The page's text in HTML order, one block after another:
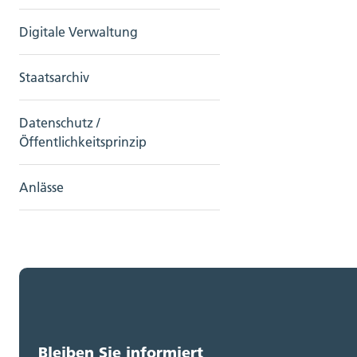
Digitale Verwaltung
Staatsarchiv
Datenschutz /
Öffentlichkeitsprinzip
Anlässe
Bleiben Sie informiert